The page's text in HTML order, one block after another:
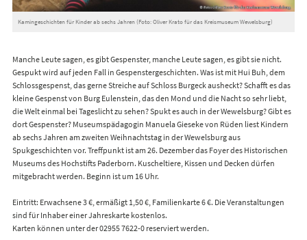
Kamingeschichten für Kinder ab sechs Jahren (Foto: Oliver Krato für das Kreismuseum Wewelsburg)
Manche Leute sagen, es gibt Gespenster, manche Leute sagen, es gibt sie nicht.
Gespukt wird auf jeden Fall in Gespenstergeschichten. Was ist mit Hui Buh, dem
Schlossgespenst, das gerne Streiche auf Schloss Burgeck ausheckt? Schafft es das
kleine Gespenst von Burg Eulenstein, das den Mond und die Nacht so sehr liebt,
die Welt einmal bei Tageslicht zu sehen? Spukt es auch in der Wewelsburg? Gibt es
dort Gespenster? Museumspädagogin Manuela Gieseke von Rüden liest Kindern
ab sechs Jahren am zweiten Weihnachtstag in der Wewelsburg aus
Spukgeschichten vor. Treffpunkt ist am 26. Dezember das Foyer des Historischen
Museums des Hochstifts Paderborn. Kuscheltiere, Kissen und Decken dürfen
mitgebracht werden. Beginn ist um 16 Uhr.
Eintritt: Erwachsene 3 €, ermäßigt 1,50 €, Familienkarte 6 €. Die Veranstaltungen
sind für Inhaber einer Jahreskarte kostenlos.
Karten können unter der 02955 7622-0 reserviert werden.